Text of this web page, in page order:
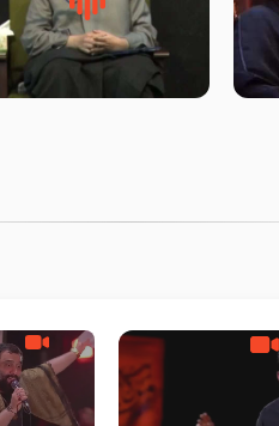
لقب حضرت رقیه سلام الله
به چه معناست – حجت الاسلام